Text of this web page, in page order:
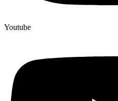
Youtube